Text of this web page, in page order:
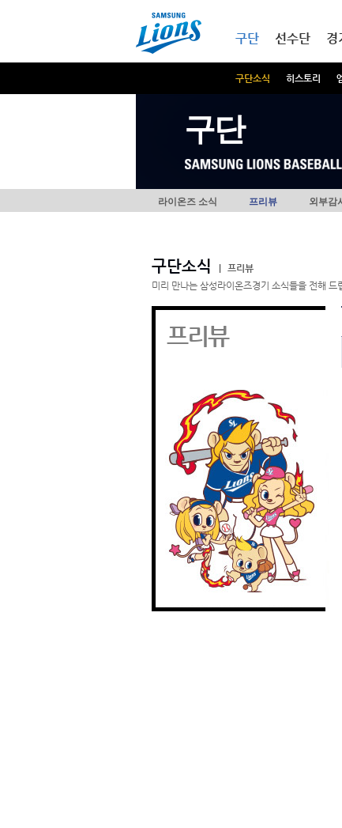
구단
구단소식 히스토리
선수단 경
구단
라이온즈 소식 프리뷰 외부감
구단소식
프리뷰
미리 만나는 삼성라이온즈경기 소식들을 전해 드
프리뷰